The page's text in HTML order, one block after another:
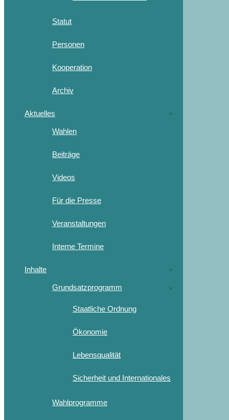
Statut
Personen
Kooperation
Archiv
Aktuelles
Wahlen
Beiträge
Videos
Für die Presse
Veranstaltungen
Interne Termine
Inhalte
Grundsatzprogramm
Staatliche Ordnung
Ökonomie
Lebensqualität
Sicherheit und Internationales
Wahlprogramme